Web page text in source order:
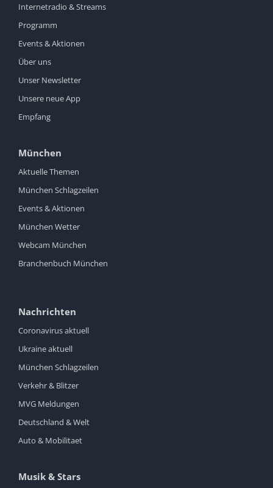
Internetradio & Streams
Programm
Events & Aktionen
Über uns
Unser Newsletter
Unsere neue App
Empfang
München
Aktuelle Themen
München Schlagzeilen
Events & Aktionen
München Wetter
Webcam München
Branchenbuch München
Nachrichten
Coronavirus aktuell
Ukraine aktuell
München Schlagzeilen
Verkehr & Blitzer
MVG Meldungen
Deutschland & Welt
Auto & Mobilitaet
Musik & Stars